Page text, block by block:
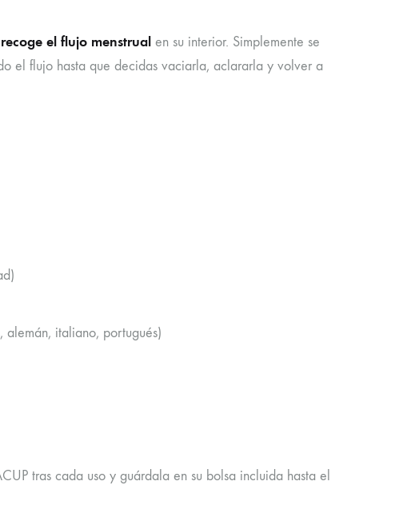
el flujo menstrual en su interior. Simplemente se
el flujo hasta que decidas vaciarla, aclararla y volver a
alemán, italiano, portugués)
tras cada uso y guárdala en su bolsa incluida hasta el